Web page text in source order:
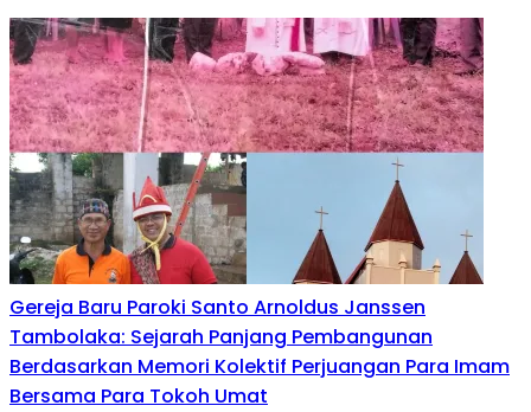
Gereja Baru Paroki Santo Arnoldus Janssen
Tambolaka: Sejarah Panjang Pembangunan
Berdasarkan Memori Kolektif Perjuangan Para Imam
Bersama Para Tokoh Umat